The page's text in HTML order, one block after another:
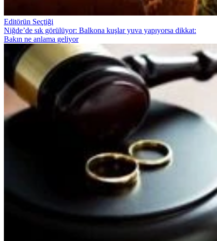
Editörün Seçtiği
Niğde’de sık görülüyor: Balkona kuşlar yuva yapıyorsa dikkat:
Bakın ne anlama geliyor